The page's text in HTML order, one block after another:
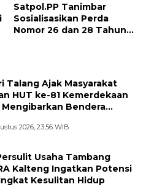
Satpol.PP Tanimbar
Sosialisasikan Perda
Nomor 26 dan 28 Tahun
Talang Ajak Masyarakat
HUT ke-81 Kemerdekaan
Mengibarkan Bendera
2026, 23:56 WIB
Usaha Tambang
Kalteng Ingatkan Potensi
Kesulitan Hidup